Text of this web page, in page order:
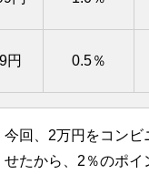
円 0.5％
今回、2万円をコンビ
せたから、2％のポイ